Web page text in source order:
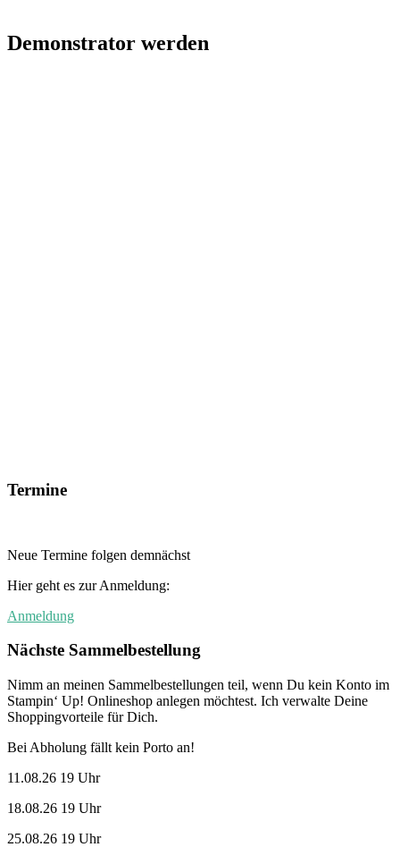
Demonstrator werden
Termine
Neue Termine folgen demnächst
Hier geht es zur Anmeldung:
Anmeldung
Nächste Sammelbestellung
Nimm an meinen Sammelbestellungen teil, wenn Du kein Konto im
Stampin‘ Up! Onlineshop anlegen möchtest. Ich verwalte Deine
Shoppingvorteile für Dich.
Bei Abholung fällt kein Porto an!
11.08.26 19 Uhr
18.08.26 19 Uhr
25.08.26 19 Uhr